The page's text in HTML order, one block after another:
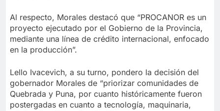
Al respecto, Morales destacó que “PROCANOR es un
proyecto ejecutado por el Gobierno de la Provincia,
mediante una línea de crédito internacional, enfocado
en la producción”.
Lello Ivacevich, a su turno, pondero la decisión del
gobernador Morales de “priorizar comunidades de
Quebrada y Puna, por cuanto históricamente fueron
postergadas en cuanto a tecnología, maquinaria,